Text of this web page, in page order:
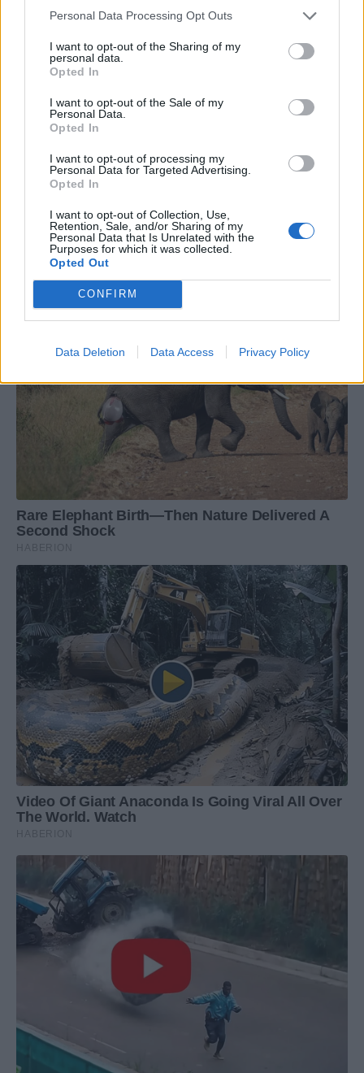
Personal Data Processing Opt Outs
I want to opt-out of the Sharing of my
personal data.
Opted In
I want to opt-out of the Sale of my
Personal Data.
Opted In
I want to opt-out of processing my
Personal Data for Targeted Advertising.
Opted In
I want to opt-out of Collection, Use,
Retention, Sale, and/or Sharing of my
Personal Data that Is Unrelated with the
Purposes for which it was collected.
Opted Out
CONFIRM
Data Deletion Data Access Privacy Policy